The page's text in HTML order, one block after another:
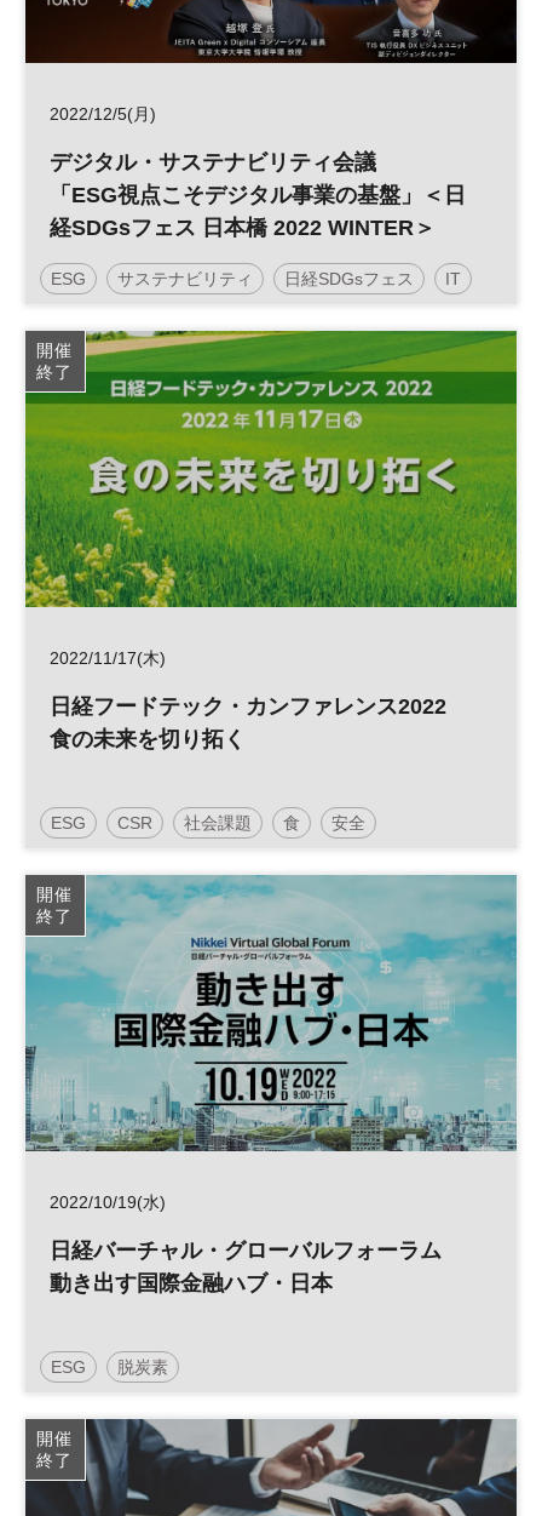
2022/12/5(月)
デジタル・サステナビリティ会議
「ESG視点こそデジタル事業の基盤」＜日
経SDGsフェス 日本橋 2022 WINTER＞
ESG サステナビリティ 日経SDGsフェス IT
SDGs
デジタル
開催
終了
2022/11/17(木)
日経フードテック・カンファレンス2022
食の未来を切り拓く
ESG CSR 社会課題 食 安全
フードテック
参加無料
開催
終了
2022/10/19(水)
日経バーチャル・グローバルフォーラム
動き出す国際金融ハブ・日本
ESG 脱炭素
開催
終了